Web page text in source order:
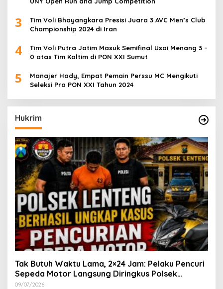
3
Tim Voli Bhayangkara Presisi Juara 3 AVC Men’s Club
Championship 2024 di Iran
4
Tim Voli Putra Jatim Masuk Semifinal Usai Menang 3 –
0 atas Tim Kaltim di PON XXI Sumut
5
Manajer Hady, Empat Pemain Perssu MC Mengikuti
Seleksi Pra PON XXI Tahun 2024
Hukrim
Tak Butuh Waktu Lama, 2×24 Jam: Pelaku Pencuri
Sepeda Motor Langsung Diringkus Polsek
Lenteng di Wilayah Manding
09/07/2026